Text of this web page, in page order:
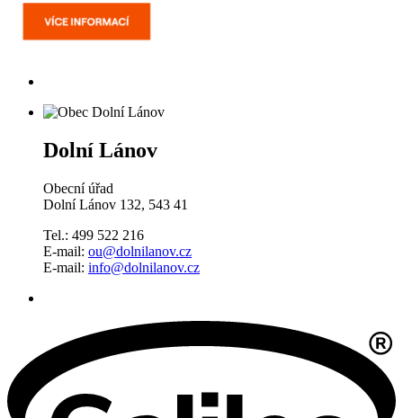
Dolní Lánov
Obecní úřad
Dolní Lánov 132, 543 41
Tel.: 499 522 216
E-mail: ou@dolnilanov.cz
E-mail: info@dolnilanov.cz